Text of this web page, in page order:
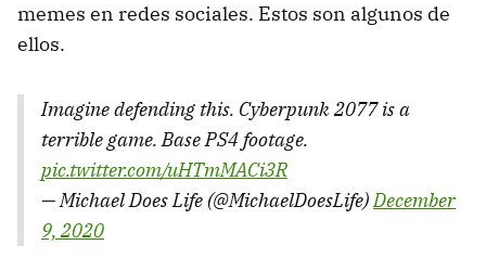
memes en redes sociales. Estos son algunos de
ellos.
Imagine defending this. Cyberpunk 2077 is a
terrible game. Base PS4 footage.
pic.twitter.com/uHTmMACi3R
— Michael Does Life (@MichaelDoesLife)December
9, 2020